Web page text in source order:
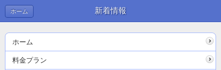
新着情報
ホーム
ホーム
料金プラン